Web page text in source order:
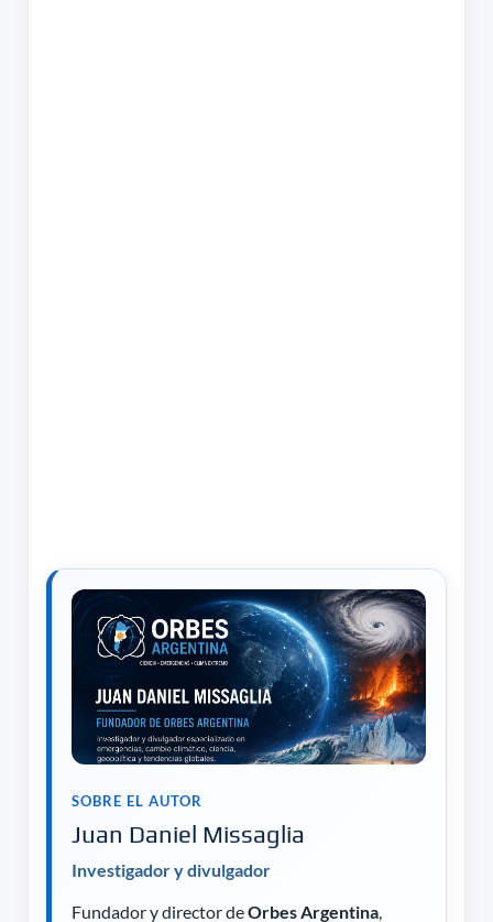
SOBRE EL AUTOR
Juan Daniel Missaglia
Investigador y divulgador
Fundador y director deOrbes Argentina,